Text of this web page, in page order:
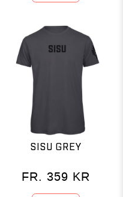
SISU GREY
FR. 359 KR